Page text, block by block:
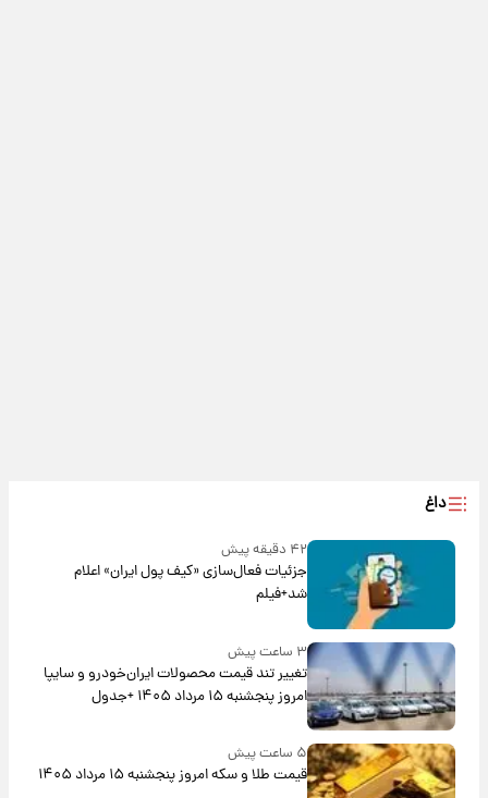
داغ
۴۲ دقیقه پیش
جزئیات فعال‌سازی «کیف پول ایران» اعلام
شد+فیلم
۳ ساعت پیش
تغییر تند قیمت محصولات ایران‌خودرو و سایپا
امروز پنجشنبه ۱۵ مرداد ۱۴۰۵ +جدول
۵ ساعت پیش
قیمت طلا و سکه امروز پنجشنبه ۱۵ مرداد ۱۴۰۵